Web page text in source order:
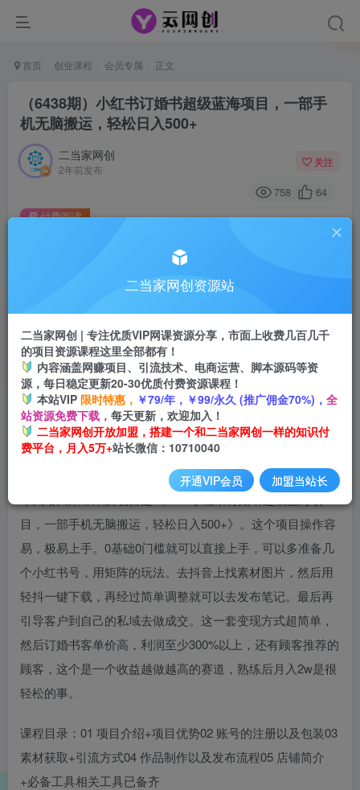
首页 创业课程 会员专属 正文
（6438期）小红书订婚书超级蓝海项目，一部手
机无脑搬运，轻松日入500+
二当家网创
2年前发布
关注
758 64
此内容为付费阅读，请付费后查看
会员专属资源
会员免费
开通会员
付费阅读
目，一部手机无脑搬运，轻松日入500+》。这个项目操作容
易，极易上手。0基础0门槛就可以直接上手，可以多准备几
个小红书号，用矩阵的玩法。去抖音上找素材图片，然后用
轻抖一键下载，再经过简单调整就可以去发布笔记。最后再
引导客户到自己的私域去做成交。这一套变现方式超简单，
然后订婚书客单价高，利润至少300%以上，还有顾客推荐的
顾客，这个是一个收益越做越高的赛道，熟练后月入2w是很
轻松的事。
课程目录：01 项目介绍+项目优势02 账号的注册以及包装03
素材获取+引流方式04 作品制作以及发布流程05 店铺简介
+必备工具相关工具已备齐
二当家网创资源站
二当家网创 | 专注优质VIP网课资源分享，市面上收费几百几千
的项目资源课程这里全部都有！
内容涵盖网赚项目、引流技术、电商运营、脚本源码等资
源，每日稳定更新20-30优质付费资源课程！
本站VIP 限时特惠， ￥79/年，￥99/永久 (推广佣金70%)， 全
站资源免费下载， 每天更新，欢迎加入！
二当家网创开放加盟，搭建一个和二当家网创一样的知识付
费平台，月入5万+站长微信：10710040
开通VIP会员 加盟当站长